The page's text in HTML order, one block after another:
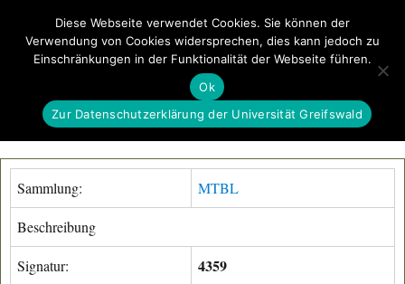
GeoGREIF MENÜ
Sammlung: MTBL
Beschreibung
Signatur: 4359
Diese Webseite verwendet Cookies. Sie können der
Verwendung von Cookies widersprechen, dies kann jedoch zu
Einschränkungen in der Funktionalität der Webseite führen.
Ok
Zur Datenschutzerklärung der Universität Greifswald